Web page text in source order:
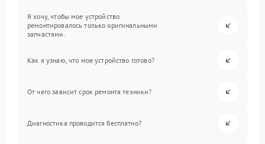
Я хочу, чтобы мое устройство
ремонтировалось только оригинальными
запчастями.
Как я узнаю, что мое устройство готово?
От чего зависит срок ремонта техники?
Диагностика проводится бесплатно?